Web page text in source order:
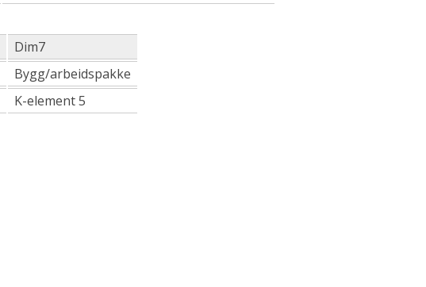
Dim7
Bygg/arbeidspakke
K-element 5